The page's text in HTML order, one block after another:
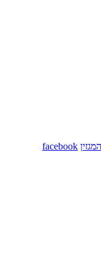
המגזין facebook